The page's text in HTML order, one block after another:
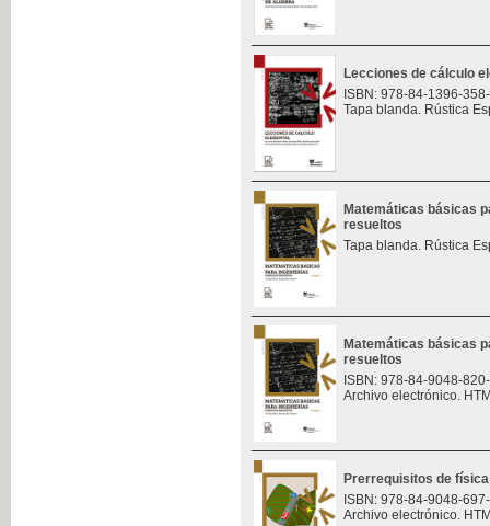
Lecciones de cálculo
ISBN: 978-84-1396-
Tapa blanda. Rústica
Matemáticas básicas
resueltos
Tapa blanda. Rústica
Matemáticas básicas
resueltos
ISBN: 978-84-9048-
Archivo electrónico.
Prerrequisitos de
ISBN: 978-84-9048-
Archivo electrónico.